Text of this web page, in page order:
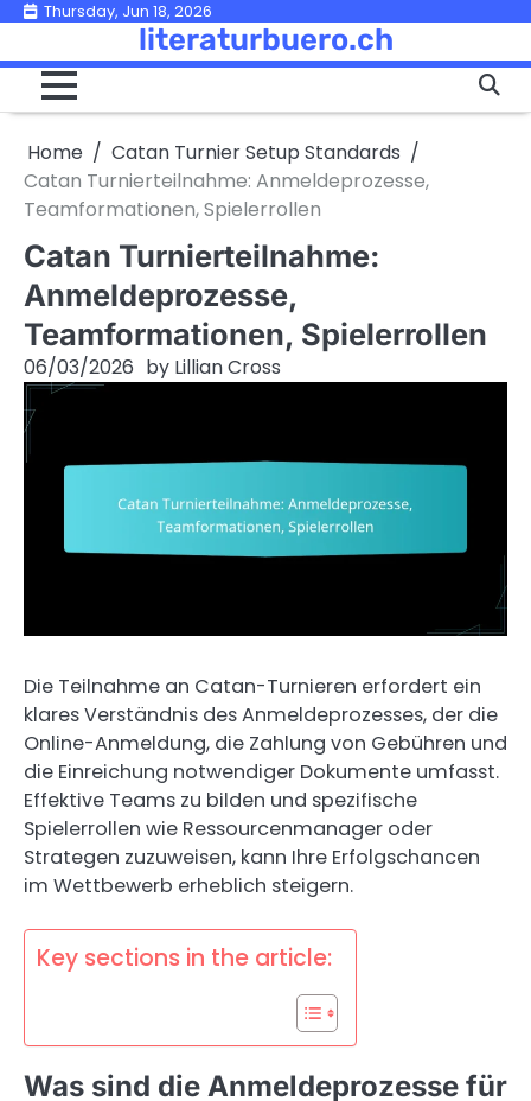
Skip
content
Thursday, Jun 18, 2026
literaturbuero.ch
Home
Catan Turnier Setup Standards
Catan Turnierteilnahme: Anmeldeprozesse,
Teamformationen, Spielerrollen
Catan Turnierteilnahme:
Anmeldeprozesse,
Teamformationen, Spielerrollen
06/03/2026 by Lillian Cross
Die Teilnahme an Catan-Turnieren erfordert ein
klares Verständnis des Anmeldeprozesses, der die
Online-Anmeldung, die Zahlung von Gebühren und
die Einreichung notwendiger Dokumente umfasst.
Effektive Teams zu bilden und spezifische
Spielerrollen wie Ressourcenmanager oder
Strategen zuzuweisen, kann Ihre Erfolgschancen
im Wettbewerb erheblich steigern.
Key sections in the article:
Was sind die Anmeldeprozesse für